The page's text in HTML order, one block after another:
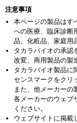
注意事項
本ページの製品はす
への医療、臨床診断
品、化粧品、家庭用
タカラバイオの承認
改変、商用製品の製
タカラバイオ製品に
センスマークをクリ
また、他メーカーの
各メーカーのウェブ
ください。
ウェブサイトに掲載